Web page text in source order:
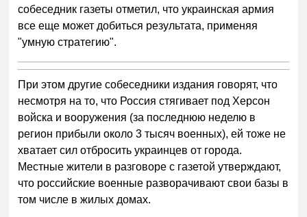
собеседник газеты отметил, что украинская армия
все еще может добиться результата, применяя
"умную стратегию".
При этом другие собеседники издания говорят, что
несмотря на то, что Россия стягивает под Херсон
войска и вооружения (за последнюю неделю в
регион прибыли около 3 тысяч военных), ей тоже не
хватает сил отбросить украинцев от города.
Местные жители в разговоре с газетой утверждают,
что российские военные разворачивают свои базы в
том числе в жилых домах.